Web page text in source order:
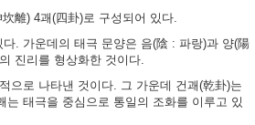
離) 4괘(四卦)로 구성되어 있다.
. 가운데의 태극 문양은 음(陰 : 파랑)과 양(陽
진리를 형상화한 것이다.
으로 나타낸 것이다. 그 가운데 건괘(乾卦)는
태극을 중심으로 통일의 조화를 이루고 있